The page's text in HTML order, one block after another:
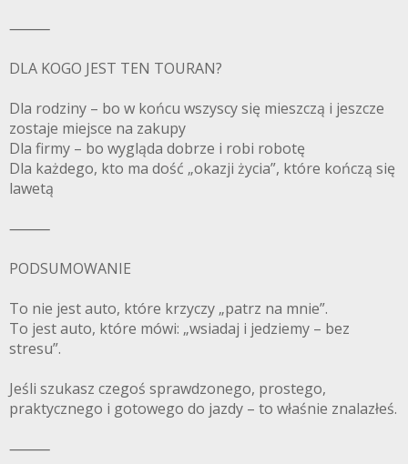
⸻
DLA KOGO JEST TEN TOURAN?
Dla rodziny – bo w końcu wszyscy się mieszczą i jeszcze
zostaje miejsce na zakupy
Dla firmy – bo wygląda dobrze i robi robotę
Dla każdego, kto ma dość „okazji życia”, które kończą się
lawetą
⸻
PODSUMOWANIE
To nie jest auto, które krzyczy „patrz na mnie”.
To jest auto, które mówi: „wsiadaj i jedziemy – bez
stresu”.
Jeśli szukasz czegoś sprawdzonego, prostego,
praktycznego i gotowego do jazdy – to właśnie znalazłeś.
⸻